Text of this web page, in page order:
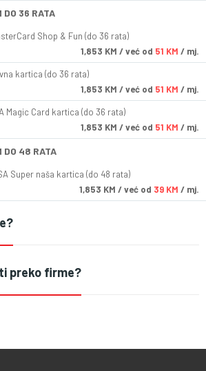
DO 36 RATA
Shop & Fun (do 36 rata)
1,853 KM / već od 51 KM / mj.
kartica (do 36 rata)
1,853 KM / već od 51 KM / mj.
Magic Card kartica (do 36 rata)
1,853 KM / već od 51 KM / mj.
DO 48 RATA
Super naša kartica (do 48 rata)
1,853 KM / već od 39 KM / mj.
preko firme?